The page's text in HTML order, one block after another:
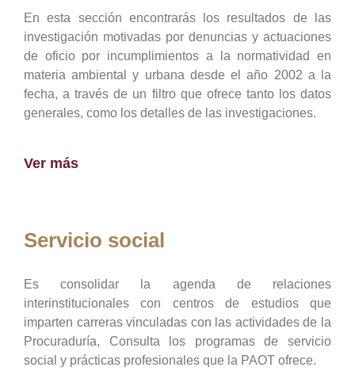
En esta sección encontrarás los resultados de las
investigación motivadas por denuncias y actuaciones
de oficio por incumplimientos a la normatividad en
materia ambiental y urbana desde el año 2002 a la
fecha, a través de un filtro que ofrece tanto los datos
generales, como los detalles de las investigaciones.
Ver más
Servicio social
Es consolidar la agenda de relaciones
interinstitucionales con centros de estudios que
imparten carreras vinculadas con las actividades de la
Procuraduría, Consulta los programas de servicio
social y prácticas profesionales que la PAOT ofrece.